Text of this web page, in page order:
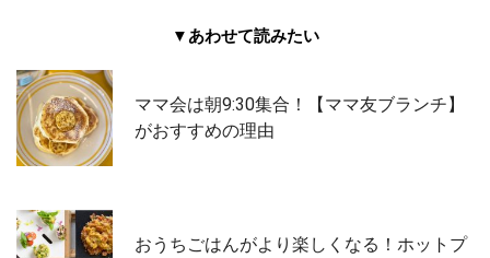
▼あわせて読みたい
ママ会は朝9:30集合！【ママ友ブランチ】
がおすすめの理由
おうちごはんがより楽しくなる！ホットプ